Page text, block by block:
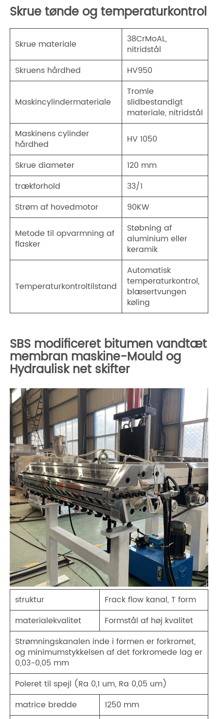
Skrue tønde og temperaturkontrol
Skrue materiale
38CrMoAL,
nitridstål
Skruens hårdhed
HV950
Maskincylindermateriale
Tromle
slidbestandigt
materiale, nitridstål
Maskinens cylinder
hårdhed
HV 1050
Skrue diameter
120 mm
trækforhold
33/1
Strøm af hovedmotor
90KW
Metode til opvarmning af
flasker
Støbning af
aluminium eller
keramik
Temperaturkontroltilstand
Automatisk
temperaturkontrol,
blæsertvungen
køling
SBS modificeret bitumen vandtæt
membran maskine-Mould og
Hydraulisk net skifter
struktur
Frack flow kanal, T form
materialekvalitet
Formstål af høj kvalitet
Strømningskanalen inde i formen er forkromet,
og minimumstykkelsen af ​​det forkromede lag er
0,03-0,05 mm
Poleret til spejl (Ra 0,1 um, Ra 0,05 um)
matrice bredde
1250 mm